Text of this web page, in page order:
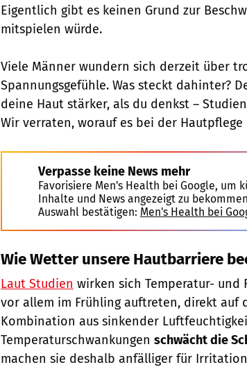
Eigentlich gibt es keinen Grund zur
mitspielen würde.
Viele Männer wundern sich derzeit über
Spannungsgefühle. Was steckt dahinter?
deine Haut stärker, als du denkst –
Wir verraten, worauf es bei der
Verpasse keine News mehr
Favorisiere Men's Health bei Google, um
Inhalte und News angezeigt zu
Auswahl bestätigen: Men's Health bei
Wie Wetter unsere Hautbarriere
Laut Studien wirken sich Temperatur- und
vor allem im Frühling auftreten, direkt auf
Kombination aus sinkender
Temperaturschwankungen schwächt die
machen sie deshalb anfälliger für